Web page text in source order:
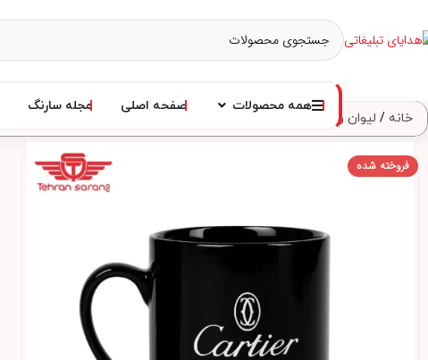
همه محصولات صفحه اصلی مجله سارنگ
خانه لیوان و فلاسک لیوان سرامیکی لیوان سرامیکی – کد 4451
فروخته شده